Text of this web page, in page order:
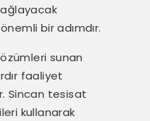
bir adımdır.
sunan
faaliyet
Sincan tesisat
kullanarak